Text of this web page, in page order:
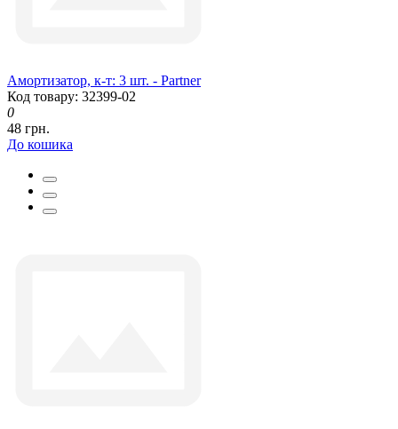
Амортизатор, к-т: 3 шт. - Partner
Код товару: 32399-02
0
48 грн.
До кошика